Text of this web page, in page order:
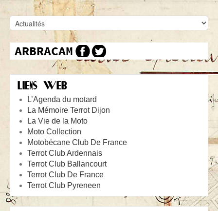
LIENS WEB
L’Agenda du motard
La Mémoire Terrot Dijon
La Vie de la Moto
Moto Collection
Motobécane Club De France
Terrot Club Ardennais
Terrot Club Ballancourt
Terrot Club De France
Terrot Club Pyreneen